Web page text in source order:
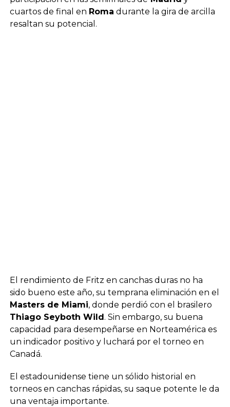
cuartos de final en Roma durante la gira de arcilla
resaltan su potencial.
El rendimiento de Fritz en canchas duras no ha
sido bueno este año, su temprana eliminación en el
Masters de Miami, donde perdió con el brasilero
Thiago Seyboth Wild. Sin embargo, su buena
capacidad para desempeñarse en Norteamérica es
un indicador positivo y luchará por el torneo en
Canadá.
El estadounidense tiene un sólido historial en
torneos en canchas rápidas, su saque potente le da
una ventaja importante.